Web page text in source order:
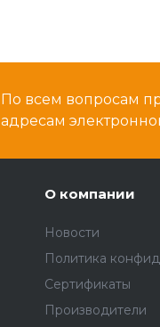
По всем вопросам
адресам
О компании
Новости
Политика
Сертификаты
Производители